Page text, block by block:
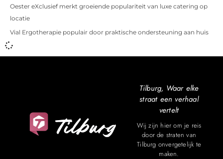
Oester eXclusief merkt groeiende populariteit van luxe catering op
locatie
Vial Ergotherapie populair door praktische ondersteuning aan huis
Tilburg, Waar elke
straat een verhaal
vertelt
Wij zijn hier om je reis
door de straten van
Tilburg onvergetelijk te
maken.